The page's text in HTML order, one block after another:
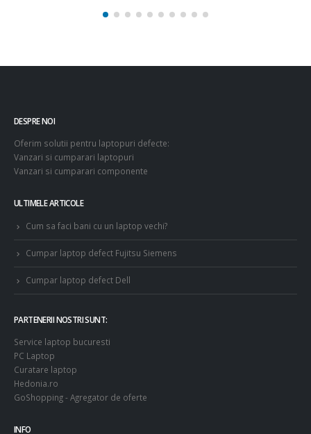
DESPRE NOI
Oferim solutii pentru laptopuri defecte:
Vanzari si cumparari laptopuri
Vanzari si cumparari componente
ULTIMELE ARTICOLE
Cum sa faci bani cu un laptop vechi?
Cumpar laptop defect Fujitsu Siemens
Cumpar laptop defect Dell
PARTENERII NOSTRI SUNT:
Service laptop bucuresti
PC Laptop
Curatare laptop
Hedonia.ro
GoShopping - Agregator de oferte
INFO